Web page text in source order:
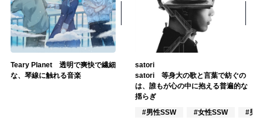
Teary Planet 透明で爽快で繊細
な、琴線に触れる音楽
satori
satori 等身大の歌と言葉で紡ぐの
は、誰もが心の中に抱える普遍的な
揺らぎ
#男性SSW
#女性SSW #男